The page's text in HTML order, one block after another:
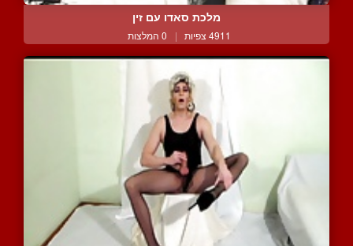
מלכת סאדו עם זין
4911 צפיות | 0 המלצות